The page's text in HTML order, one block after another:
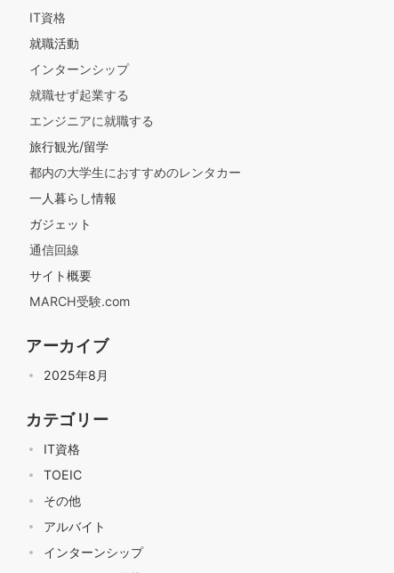
IT資格
就職活動
インターンシップ
就職せず起業する
エンジニアに就職する
旅行観光/留学
都内の大学生におすすめのレンタカー
一人暮らし情報
ガジェット
通信回線
サイト概要
MARCH受験.com
アーカイブ
2025年8月
カテゴリー
IT資格
TOEIC
その他
アルバイト
インターンシップ